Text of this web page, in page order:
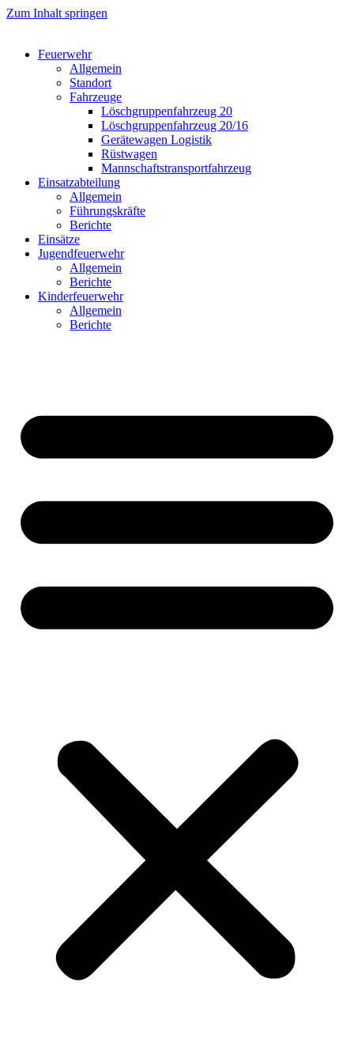
Zum Inhalt springen
Feuerwehr
Allgemein
Standort
Fahrzeuge
Löschgruppen­fahrzeug 20
Lösch­gruppen­fahrzeug 20/16
Geräte­wagen Logistik
Rüst­wagen
Mannschafts­transportfahrzeug
Einsatz­abteilung
Allgemein
Führungs­kräfte
Berichte
Einsätze
Jugend­feuerwehr
Allgemein
Berichte
Kinder­feuerwehr
Allgemein
Berichte